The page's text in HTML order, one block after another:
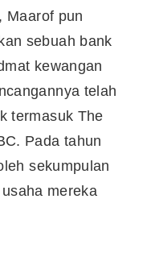
Maarof pun
sebuah bank
kewangan
telah
termasuk The
Pada tahun
sekumpulan
mereka